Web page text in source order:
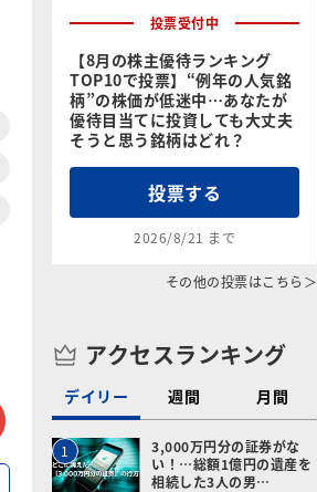
メールで送る
投票受付中
【8月の株主優待ランキング
TOP10で投票】“例年の人気銘
柄”の株価が低迷中…あなたが
優待目当てに投資しても大丈夫
そうと思う銘柄はどれ？
投票する
2026/8/21 まで
その他の投票はこちら＞
アクセスランキング
デイリー 週間 月間
1
3,000万円分の証券がな
い！…総額1億円の遺産を
相続した3人の男…